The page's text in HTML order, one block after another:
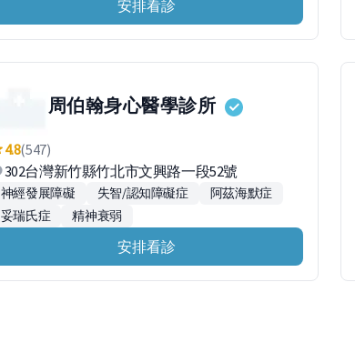
安排看診
周伯翰身心醫學診所
4.8(547)
302台灣新竹縣竹北市文興路一段52號
神經發展障礙 失智/認知障礙症
阿茲海默症
妥瑞氏症
精神衰弱
安排看診